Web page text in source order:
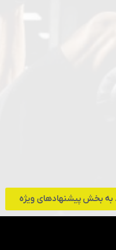
به بخش پیشنهادهای ویژه